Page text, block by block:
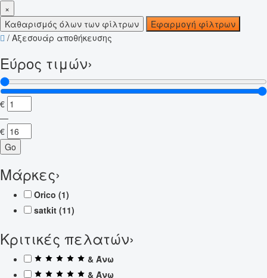
×
Καθαρισμός όλων των φίλτρων
Εφαρμογή φίλτρων
/ Αξεσουάρ αποθήκευσης
Εύρος τιμών›
€
—
€
Go
Μάρκες›
Orico (1)
satkit (11)
Κριτικές πελατών›
& Άνω
& Άνω